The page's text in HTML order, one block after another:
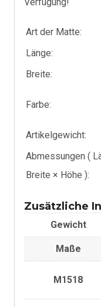
Art der Matte:
Länge:
Breite:
Farbe:
Artikelgewicht:
Abmessungen (
Breite × Höhe ):
Zusätzliche
Gewicht
Maße
M1518